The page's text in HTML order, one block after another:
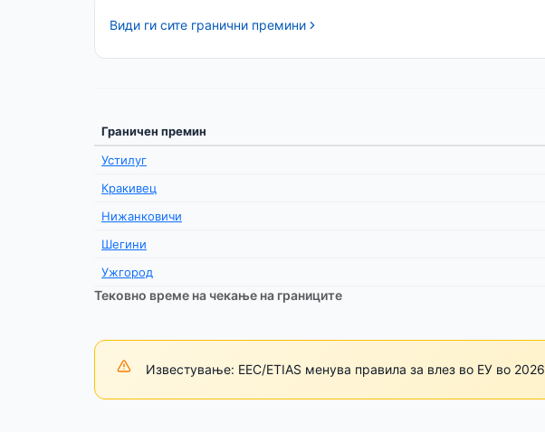
Види ги сите гранични премини
Тековно време на чекање на границите
Граничен премин
Устилуг
Кракивец
Нижанковичи
Шегини
Ужгород
Известување: ЕЕС/ETIAS менува правила за влез во ЕУ во 2026